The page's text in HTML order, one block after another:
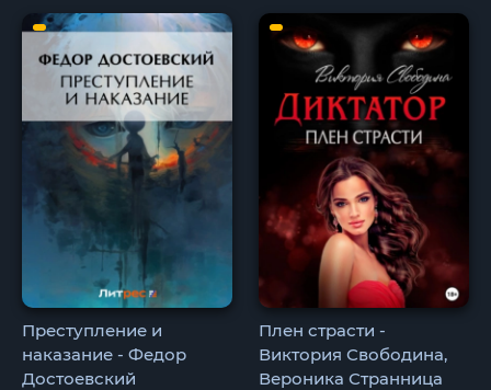
Преступление и
наказание - Федор
Достоевский
Плен страсти -
Виктория Свободина,
Вероника Странница